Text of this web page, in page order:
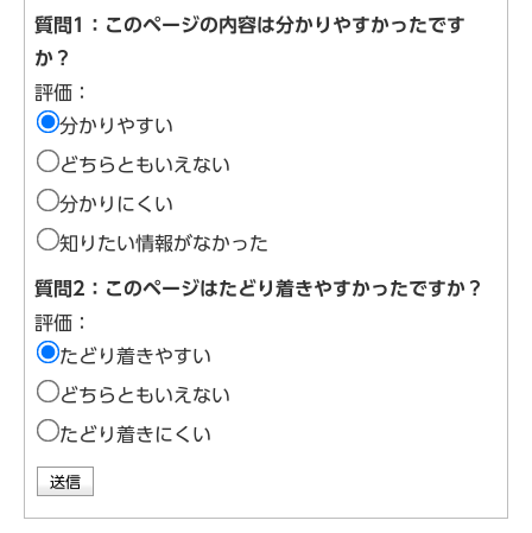
質問1：このページの内容は分かりやすかったです
か？
評価：
分かりやすい
どちらともいえない
分かりにくい
知りたい情報がなかった
質問2：このページはたどり着きやすかったですか？
評価：
たどり着きやすい
どちらともいえない
たどり着きにくい